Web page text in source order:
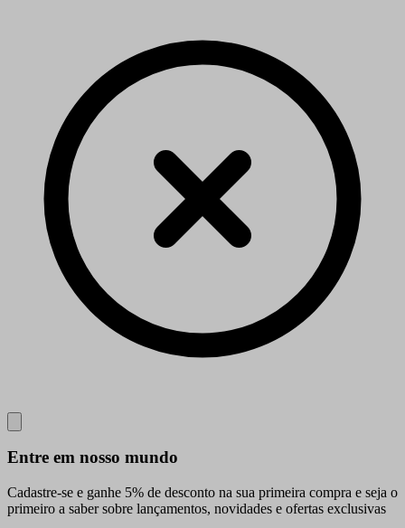
Entre em nosso mundo
Cadastre-se e ganhe 5% de desconto na sua primeira compra e seja o
primeiro a saber sobre lançamentos, novidades e ofertas exclusivas